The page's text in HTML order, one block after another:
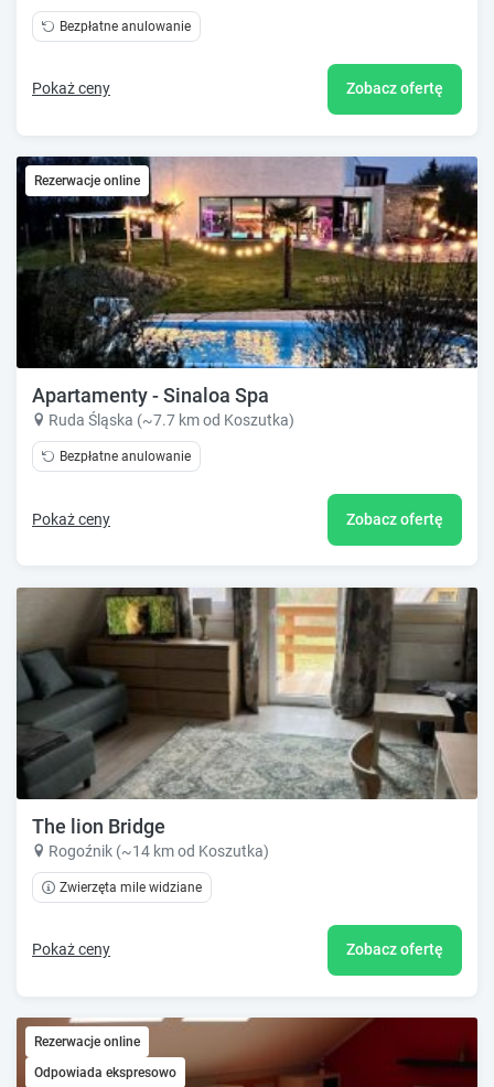
Bezpłatne anulowanie
Pokaż ceny Zobacz ofertę
Rezerwacje online
Apartamenty - Sinaloa Spa
Ruda Śląska (~7.7 km od Koszutka)
Bezpłatne anulowanie
Pokaż ceny Zobacz ofertę
The lion Bridge
Rogoźnik (~14 km od Koszutka)
Zwierzęta mile widziane
Pokaż ceny Zobacz ofertę
Rezerwacje online
Odpowiada ekspresowo